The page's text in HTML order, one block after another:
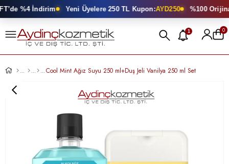
%4 İndirim Yeni Üyelere 250 TL Kupon:AYD250 %100
1 0
Cool Mint Ağız Suyu 250 ml+Duş Jeli Vanilya 250 ml Set